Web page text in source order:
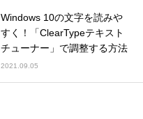
Windows 10の文字を読みや
すく！「ClearTypeテキスト
チューナー」で調整する方法
2021.09.05